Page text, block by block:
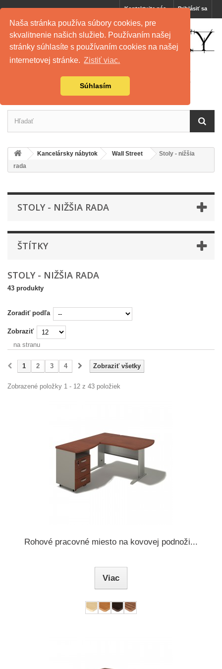
Naša stránka používa súbory cookies, pre
skvalitnenie našich služieb. Používaním našej
stránky súhlasíte s používaním cookies na našej
internetovej stránke. Zistiť viac.
Súhlasím
Prihlásiť sa
Kontaktujte nás
Kancelársky nábytok Wall Street
Stoly - nižšia
rada
STOLY - NIŽŠIA RADA
ŠTÍTKY
STOLY - NIŽŠIA RADA
43 produkty
Zoradiť podľa
Zobraziť
na stranu
Zobraziť všetky
1 2 3 4
Zobrazené položky 1 - 12 z 43 položiek
Rohové pracovné miesto na kovovej podnoži...
Viac